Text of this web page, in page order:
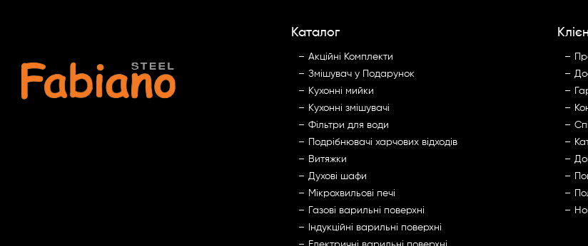
Каталог
Акційні Комплекти
Змішувач у Подарунок
Кухонні мийки
Кухонні змішувачі
Фільтри для води
Подрібнювачі харчових відходів
Витяжки
Духові шафи
Мікрохвильові печі
Газові варильні поверхні
Індукційні варильні поверхні